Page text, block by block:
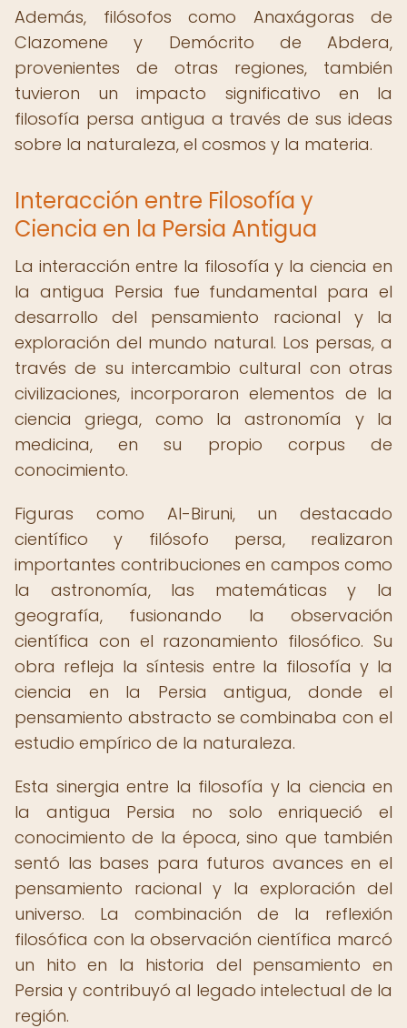
Además, filósofos como Anaxágoras de
Clazomene y Demócrito de Abdera,
provenientes de otras regiones, también
tuvieron un impacto significativo en la
filosofía persa antigua a través de sus ideas
sobre la naturaleza, el cosmos y la materia.
Interacción entre Filosofía y
Ciencia en la Persia Antigua
La interacción entre la filosofía y la ciencia en
la antigua Persia fue fundamental para el
desarrollo del pensamiento racional y la
exploración del mundo natural. Los persas, a
través de su intercambio cultural con otras
civilizaciones, incorporaron elementos de la
ciencia griega, como la astronomía y la
medicina, en su propio corpus de
conocimiento.
Figuras como Al-Biruni, un destacado
científico y filósofo persa, realizaron
importantes contribuciones en campos como
la astronomía, las matemáticas y la
geografía, fusionando la observación
científica con el razonamiento filosófico. Su
obra refleja la síntesis entre la filosofía y la
ciencia en la Persia antigua, donde el
pensamiento abstracto se combinaba con el
estudio empírico de la naturaleza.
Esta sinergia entre la filosofía y la ciencia en
la antigua Persia no solo enriqueció el
conocimiento de la época, sino que también
sentó las bases para futuros avances en el
pensamiento racional y la exploración del
universo. La combinación de la reflexión
filosófica con la observación científica marcó
un hito en la historia del pensamiento en
Persia y contribuyó al legado intelectual de la
región.